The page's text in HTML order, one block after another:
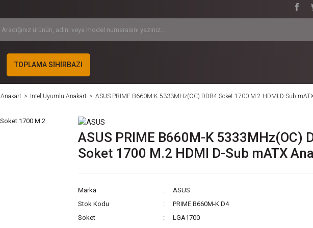
TOPLAMA SİHİRBAZI
Anakart Intel Uyumlu Anakart ASUS PRIME B660M-K 5333MHz(OC) DDR4 Soket 1700 M.2 HDMI D-Sub
ASUS PRIME B660M-K 5333MHz(OC)
Soket 1700 M.2 HDMI D-Sub mATX
Marka
ASUS
Stok Kodu
PRIME B660M-K D4
Soket
LGA1700